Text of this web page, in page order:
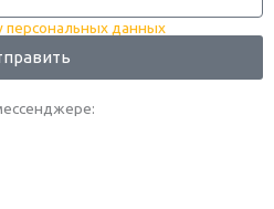
персональных данных